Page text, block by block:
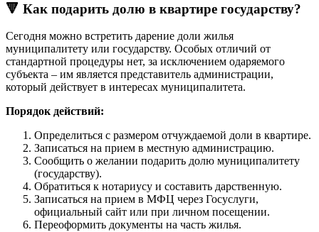
🔻 Как подарить долю в квартире государству?
Сегодня можно встретить дарение доли жилья
муниципалитету или государству. Особых отличий от
стандартной процедуры нет, за исключением одаряемого
субъекта – им является представитель администрации,
который действует в интересах муниципалитета.
Порядок действий:
Определиться с размером отчуждаемой доли в квартире.
Записаться на прием в местную администрацию.
Сообщить о желании подарить долю муниципалитету
(государству).
Обратиться к нотариусу и составить дарственную.
Записаться на прием в МФЦ через Госуслуги,
официальный сайт или при личном посещении.
Переоформить документы на часть жилья.